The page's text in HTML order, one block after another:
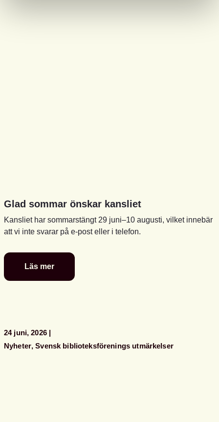
Glad sommar önskar kansliet
Kansliet har sommarstängt 29 juni–10 augusti, vilket innebär
att vi inte svarar på e-post eller i telefon.
Läs mer
Glad
sommar
24 juni, 2026
Nyheter Svensk biblioteksförenings utmärkelser